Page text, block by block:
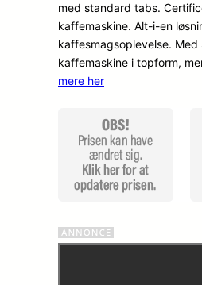
med standard tabs.
kaffemaskine. Alt-i-en
kaffesmagsoplevelse.
kaffemaskine i topform,
mere her